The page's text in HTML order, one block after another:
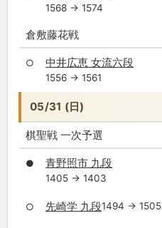
1568 → 1574
倉敷藤花戦
○ 中井広恵 女流六段
1556 → 1561
05/31 (日)
棋聖戦 一次予選
● 青野照市 九段
1405 → 1403
○ 先崎学 九段1494 → 1505